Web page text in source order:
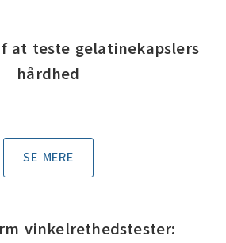
at teste gelatinekapslers
hårdhed
SE MERE
vinkelrethedstester: